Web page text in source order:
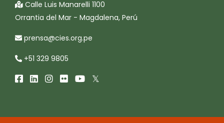
Calle Luis Manarelli 1100
Orrantia del Mar - Magdalena, Perú
prensa@cies.org.pe
+51 329 9805